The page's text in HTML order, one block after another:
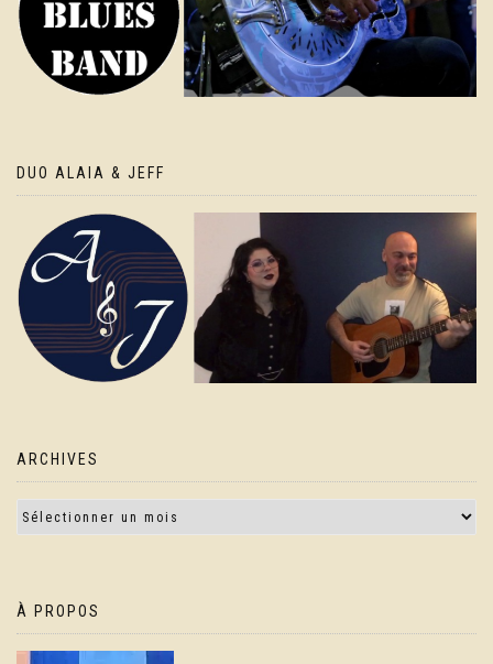
DUO ALAIA & JEFF
ARCHIVES
À PROPOS